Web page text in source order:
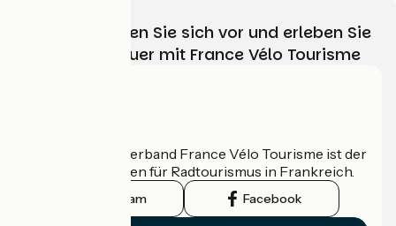
Wählen, bereiten Sie sich vor und erleben Sie
Ihr Radabenteuer mit France Vélo Tourisme
Der nationale Verband France Vélo Tourisme ist der
offizielle Leitfaden für Radtourismus in Frankreich.
Instagram Facebook